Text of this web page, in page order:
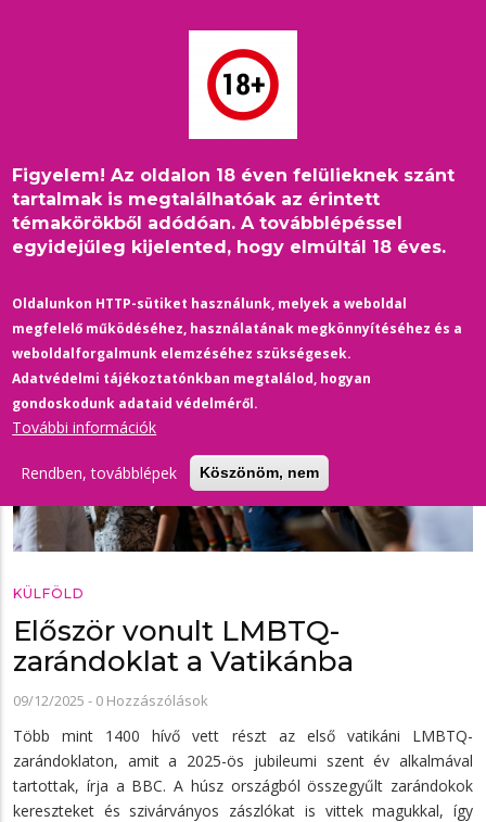
Figyelem! Az oldalon 18 éven felülieknek szánt
tartalmak is megtalálhatóak az érintett
témakörökből adódóan. A továbblépéssel
egyidejűleg kijelented, hogy elmúltál 18 éves.
Oldalunkon HTTP-sütiket használunk, melyek a weboldal
megfelelő működéséhez, használatának megkönnyítéséhez és a
weboldalforgalmunk elemzéséhez szükségesek.
Adatvédelmi tájékoztatónkban megtalálod, hogyan
gondoskodunk adataid védelméről.
További információk
Rendben, továbblépek Köszönöm, nem
Morzsa
Címlap /Külföld /
Először vonult LMBTQ-zarándoklat a Vatikánba
KÜLFÖLD
Először vonult LMBTQ-
zarándoklat a Vatikánba
09/12/2025 - 0 Hozzászólások
Több mint 1400 hívő vett részt az első vatikáni LMBTQ-
zarándoklaton, amit a 2025-ös jubileumi szent év alkalmával
tartottak, írja a BBC. A húsz országból összegyűlt zarándokok
kereszteket és szivárványos zászlókat is vittek magukkal, így